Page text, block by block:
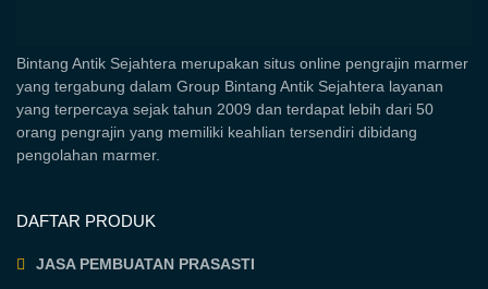
Bintang Antik Sejahtera merupakan situs online pengrajin marmer
yang tergabung dalam Group Bintang Antik Sejahtera layanan
yang terpercaya sejak tahun 2009 dan terdapat lebih dari 50
orang pengrajin yang memiliki keahlian tersendiri dibidang
pengolahan marmer.
DAFTAR PRODUK
JASA PEMBUATAN PRASASTI